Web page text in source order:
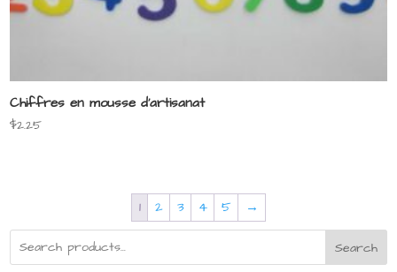
Chiffres en mousse d’artisanat
$2.25
1 2 3 4 5 →
Search